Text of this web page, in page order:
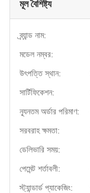
মূল বৈশিষ্ট্য
ব্র্যান্ড নাম:
মডেল নম্বর:
উৎপত্তি স্থান:
সার্টিফিকেশন:
ন্যূনতম অর্ডার পরিমাণ:
সরবরাহ ক্ষমতা:
ডেলিভারি সময়:
পেমেন্ট শর্তাবলী:
স্ট্যান্ডার্ড প্যাকেজিং: